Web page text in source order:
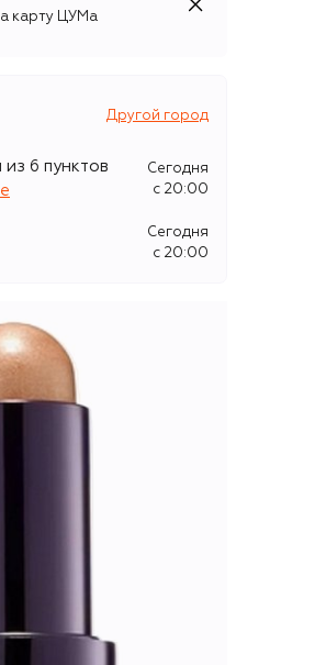
карту ЦУМа
Другой город
6 пунктов
Сегодня
c 20:00
Сегодня
c 20:00